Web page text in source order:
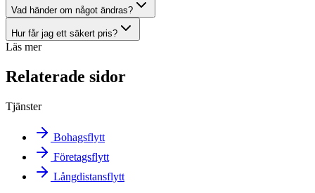
Vad händer om något ändras?
Hur får jag ett säkert pris?
Läs mer
Relaterade sidor
Tjänster
Bohagsflytt
Företagsflytt
Långdistansflytt